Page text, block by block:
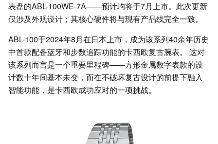
表盘的ABL-100WE-7A——预计均将于7月上市。此次更新
仅涉及外观设计；其核心硬件将与现有产品线完全一致。
ABL-100于2024年8月在日本上市，成为该系列40余年历史
中首款配备蓝牙和步数追踪功能的卡西欧复古腕表。 这对
该系列而言是一个重要里程碑——方形金属数字表款的设
计数十年间基本未变，而在不破坏复古设计的前提下融入
智能功能，是卡西欧成功应对的一项挑战。